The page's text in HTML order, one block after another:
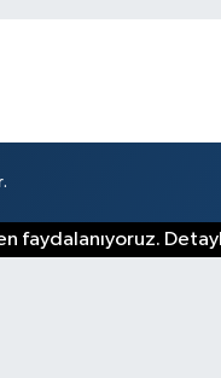
faydalanıyoruz.